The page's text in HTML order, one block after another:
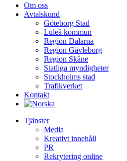
Om oss
Avtalskund
Göteborg Stad
Luleå kommun
Region Dalarna
Region Gävleborg
Region Skåne
Statliga myndigheter
Stockholms stad
Trafikverket
Kontakt
Tjänster
Media
Kreativt innehåll
PR
Rekrytering online